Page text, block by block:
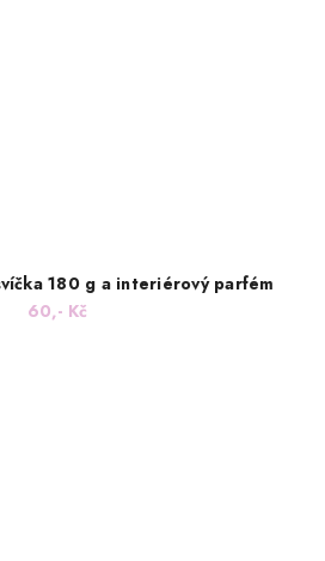
180 g a interiérový parfém
60,- Kč